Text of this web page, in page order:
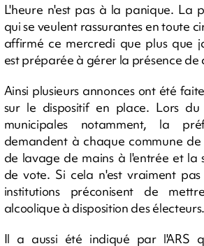
L'heure n'est pas à la panique. La
qui se veulent rassurantes en toute
affirmé ce mercredi que plus que
est préparée à gérer la présence de
Ainsi plusieurs annonces ont été
sur le dispositif en place. Lors
municipales notamment, la
demandent à chaque commune
de lavage de mains à l'entrée et la
de vote. Si cela n'est vraiment pas
institutions préconisent de
alcoolique à disposition des électeurs.
Il a aussi été indiqué par l'ARS